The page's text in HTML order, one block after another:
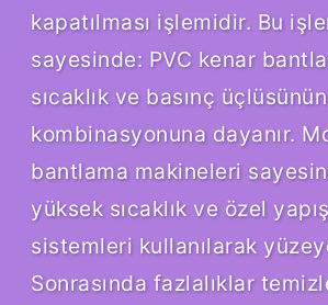
kapatılması işlemidir. Bu
sayesinde: PVC kenar
sıcaklık ve basınç
kombinasyonuna dayanır.
bantlama makineleri
yüksek sıcaklık ve özel
sistemleri kullanılarak
Sonrasında fazlalıklar